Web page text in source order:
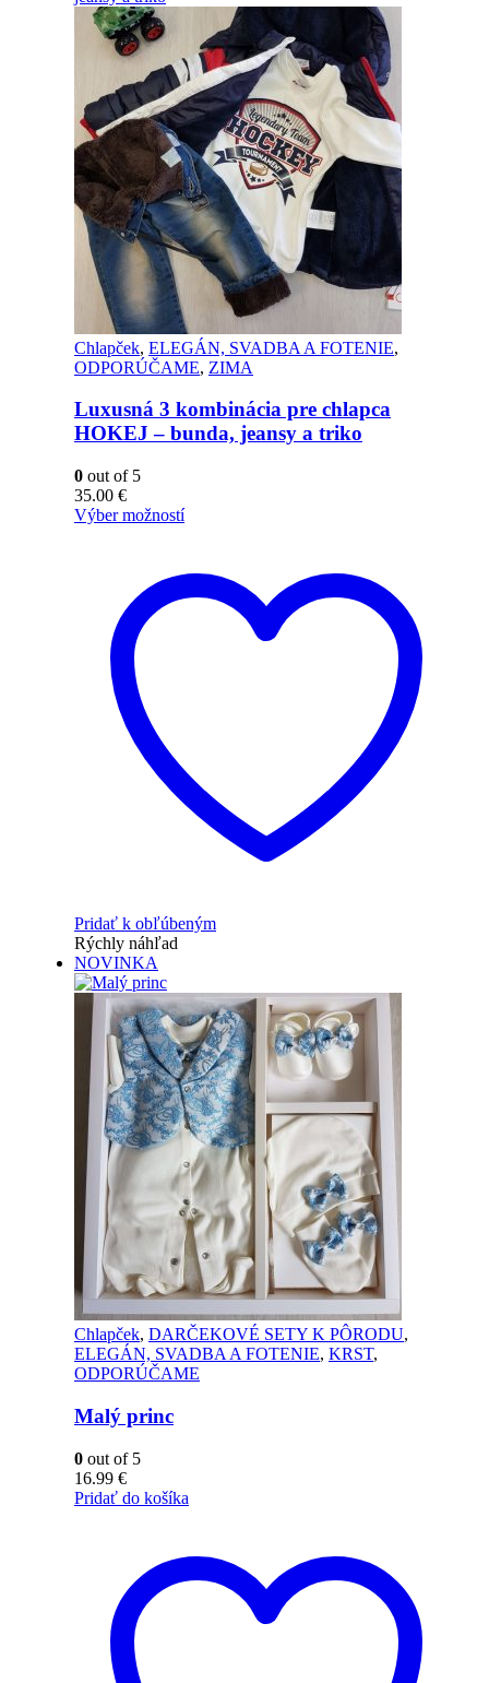
Chlapček, ELEGÁN, SVADBA A FOTENIE,
ODPORÚČAME, ZIMA
Luxusná 3 kombinácia pre chlapca
HOKEJ – bunda, jeansy a triko
0 out of 5
35.00 €
Výber možností
Pridať k obľúbeným
Rýchly náhľad
NOVINKA
Chlapček, DARČEKOVÉ SETY K PÔRODU,
ELEGÁN, SVADBA A FOTENIE, KRST,
ODPORÚČAME
Malý princ
0 out of 5
16.99 €
Pridať do košíka